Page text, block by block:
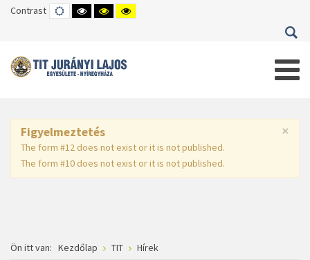
Contrast DEFAULT
MODE
HIGH
CONTRAST
HIGH
CONTRAST
HIGH
CONTRAST
×
Figyelmeztetés
The form #12 does not exist or it is not published.
The form #10 does not exist or it is not published.
Ön itt van: Kezdőlap TIT Hírek